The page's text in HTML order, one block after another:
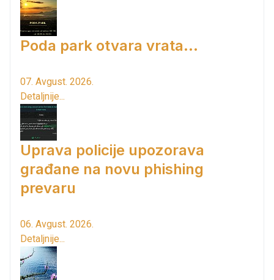
Poda park otvara vrata...
07. Avgust. 2026.
Detaljnije...
Uprava policije upozorava
građane na novu phishing
prevaru
06. Avgust. 2026.
Detaljnije...